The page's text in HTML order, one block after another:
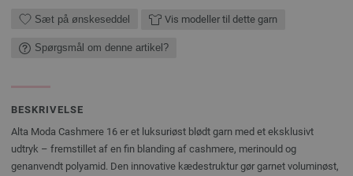
Sæt på ønskeseddel Vis modeller til dette garn
Spørgsmål om denne artikel?
BESKRIVELSE
Alta Moda Cashmere 16 er et luksuriøst blødt garn med et eksklusivt
udtryk – fremstillet af en fin blanding af cashmere, merinould og
genanvendt polyamid. Den innovative kædestruktur gør garnet voluminøst,